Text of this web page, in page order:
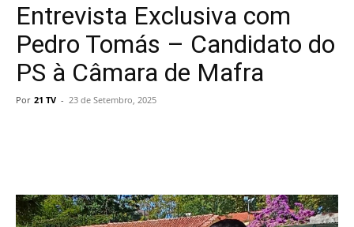
Entrevista Exclusiva com
Pedro Tomás – Candidato do
PS à Câmara de Mafra
Por 21 TV - 23 de Setembro, 2025